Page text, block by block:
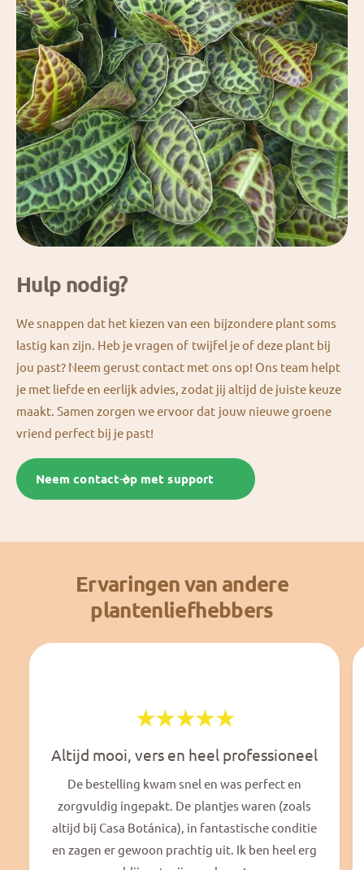
Hulp nodig?
We snappen dat het kiezen van een bijzondere plant soms
lastig kan zijn. Heb je vragen of twijfel je of deze plant bij
jou past? Neem gerust contact met ons op! Ons team helpt
je met liefde en eerlijk advies, zodat jij altijd de juiste keuze
maakt. Samen zorgen we ervoor dat jouw nieuwe groene
vriend perfect bij je past!
Neem contact op met support
Ervaringen van andere
plantenliefhebbers
Altijd mooi, vers en heel professioneel
De bestelling kwam snel en was perfect en
zorgvuldig ingepakt. De plantjes waren (zoals
altijd bij Casa Botánica), in fantastische conditie
en zagen er gewoon prachtig uit. Ik ben heel erg